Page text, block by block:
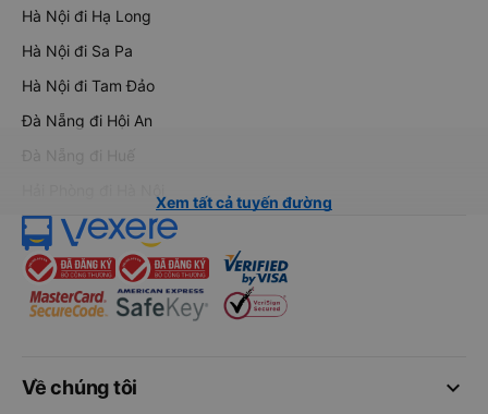
Hà Nội đi Hạ Long
Hà Nội đi Sa Pa
Hà Nội đi Tam Đảo
Đà Nẵng đi Hội An
Đà Nẵng đi Huế
Xem tất cả tuyến đường
keyboard_arrow_down
Về chúng tôi